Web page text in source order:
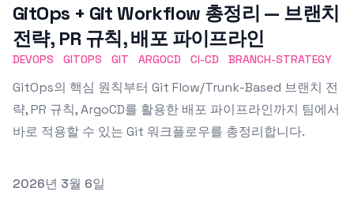
GitOps + Git Workflow 총정리 — 브랜치
전략, PR 규칙, 배포 파이프라인
DEVOPS GITOPS GIT ARGOCD CI-CD BRANCH-STRATEGY
GitOps의 핵심 원칙부터 Git Flow/Trunk-Based 브랜치 전
략, PR 규칙, ArgoCD를 활용한 배포 파이프라인까지 팀에서
바로 적용할 수 있는 Git 워크플로우를 총정리합니다.
Published on
2026년 3월 6일